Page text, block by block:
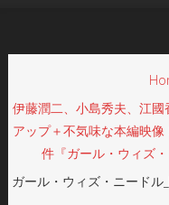
伊藤潤二、小島秀夫、江
アップ＋不気味な本編映
件『ガール・ウィズ
ガール・ウィズ・ニード